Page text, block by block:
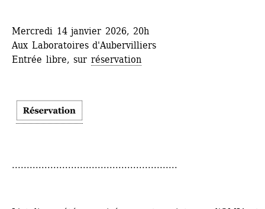
Mercredi 14 janvier 2026, 20h
Aux Laboratoires d'Aubervilliers
Entrée libre, sur réservation
........................................................